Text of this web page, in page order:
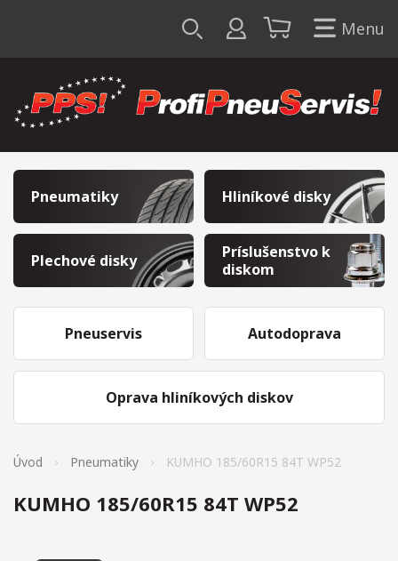
Menu
Pneumatiky Hliníkové disky
Plechové disky
Príslušenstvo k
diskom
Pneuservis
Oprava hliníkových diskov
Autodoprava
Úvod Pneumatiky KUMHO 185/60R15 84T WP52
KUMHO 185/60R15 84T WP52